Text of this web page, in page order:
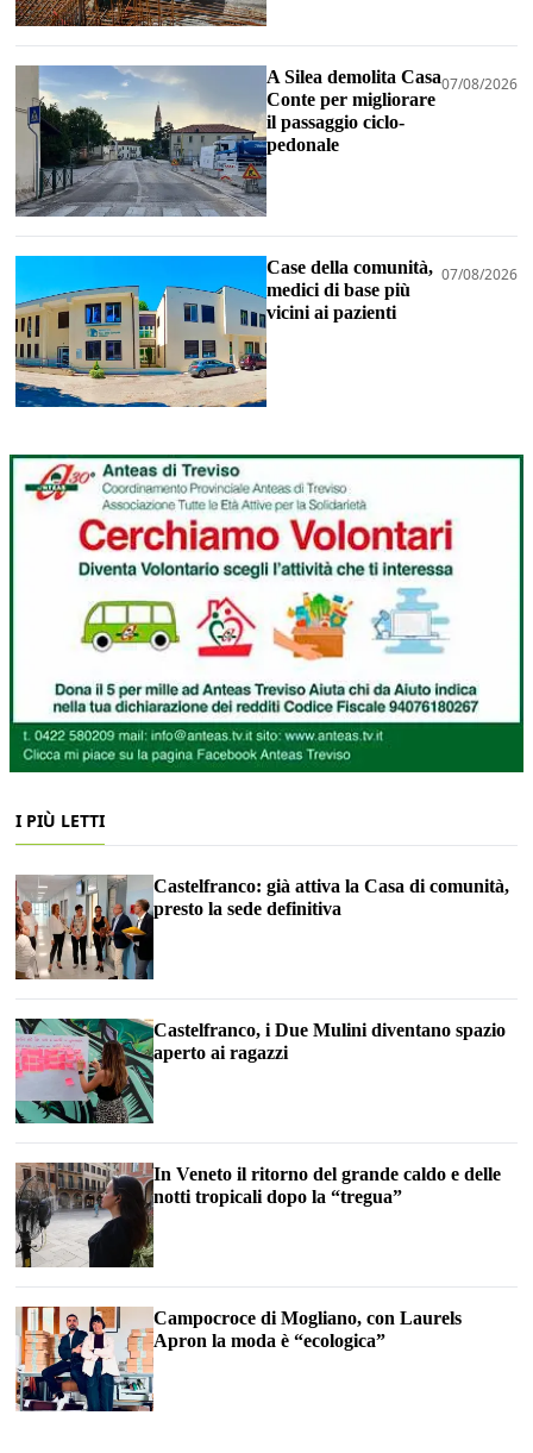
A Silea demolita Casa
Conte per migliorare
il passaggio ciclo-
pedonale
07/08/2026
Case della comunità,
medici di base più
vicini ai pazienti
07/08/2026
I PIÙ LETTI
Castelfranco: già attiva la Casa di comunità,
presto la sede definitiva
Castelfranco, i Due Mulini diventano spazio
aperto ai ragazzi
In Veneto il ritorno del grande caldo e delle
notti tropicali dopo la “tregua”
Campocroce di Mogliano, con Laurels
Apron la moda è “ecologica”